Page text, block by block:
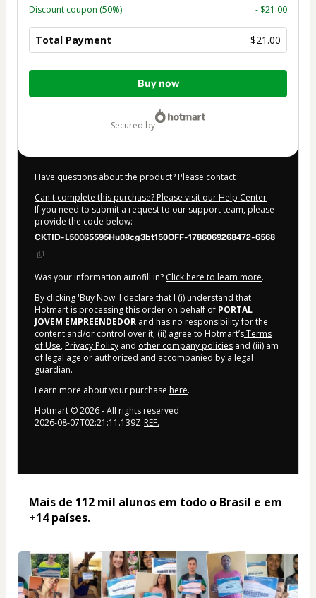
Discount coupon (50%) - $21.00
Total Payment $21.00
Total
$21.00
Buy now
secured by
Have questions about the product? Please contact
Can't complete this purchase? Please visit our Help Center
If you need to submit a request to our support team, please
provide the code below:
CKTID-L50065595Hu08cg3bt150OFF-1786069268472-6568
Was your information autofill in? Click here to learn more.
By clicking 'Buy Now' I declare that I (i) understand that
Hotmart is processing this order on behalf of PORTAL
JOVEM EMPREENDEDOR and has no responsibility for the
content and/or control over it; (ii) agree to Hotmart’sTerms
of Use, Privacy Policy and other company policies and (iii) am
of legal age or authorized and accompanied by a legal
guardian.
Learn more about your purchase here.
Hotmart ©2026- All rights reserved
2026-08-07T02:21:11.139Z REF.
Mais de 112 mil alunos em todo o Brasil e em
+14 países.